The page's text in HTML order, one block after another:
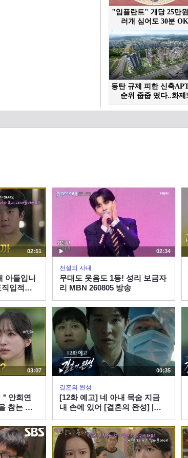
07:50
14:24
08:17
02:51
아들입니
입적으
02:34
전설의 사내
무대도 웃음도 1등! 성리 보금자
리 MBN 260805 방송
03:07
안희연
참는 하
00:35
결혼의 완성
[12화 예고] 네 아내 목숨 지금
내 손에 있어 [결혼의 완성] |